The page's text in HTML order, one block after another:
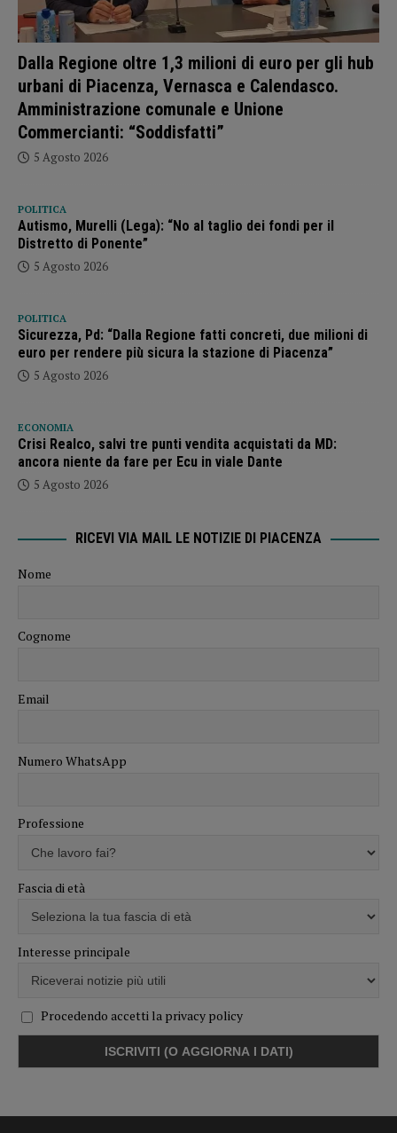
Dalla Regione oltre 1,3 milioni di euro per gli hub
urbani di Piacenza, Vernasca e Calendasco.
Amministrazione comunale e Unione
Commercianti: “Soddisfatti”
5 Agosto 2026
POLITICA
Autismo, Murelli (Lega): “No al taglio dei fondi per il
Distretto di Ponente”
5 Agosto 2026
POLITICA
Sicurezza, Pd: “Dalla Regione fatti concreti, due milioni di
euro per rendere più sicura la stazione di Piacenza”
5 Agosto 2026
ECONOMIA
Crisi Realco, salvi tre punti vendita acquistati da MD:
ancora niente da fare per Ecu in viale Dante
5 Agosto 2026
RICEVI VIA MAIL LE NOTIZIE DI PIACENZA
Nome
Cognome
Email
Numero WhatsApp
Professione
Fascia di età
Interesse principale
Procedendo accetti la privacy policy